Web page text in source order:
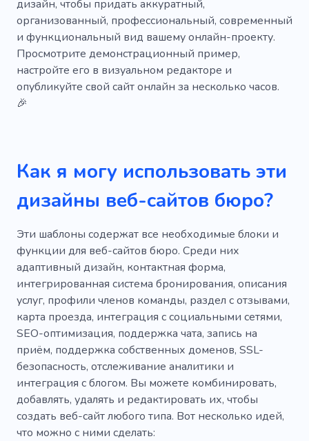
Вебстудия
Основные моменты
Интуитивно понятный
на стадии строительства
Реконструкция
дизайн, чтобы придать аккуратный,
организованный, профессиональный, современный
и функциональный вид вашему онлайн-проекту.
Просмотрите демонстрационный пример,
настройте его в визуальном редакторе и
опубликуйте свой сайт онлайн за несколько часов.
🎉
Как я могу использовать эти
дизайны веб-сайтов бюро?
Эти шаблоны содержат все необходимые блоки и
функции для веб-сайтов бюро. Среди них
адаптивный дизайн, контактная форма,
интегрированная система бронирования, описания
услуг, профили членов команды, раздел с отзывами,
карта проезда, интеграция с социальными сетями,
SEO-оптимизация, поддержка чата, запись на
приём, поддержка собственных доменов, SSL-
безопасность, отслеживание аналитики и
интеграция с блогом. Вы можете комбинировать,
добавлять, удалять и редактировать их, чтобы
создать веб-сайт любого типа. Вот несколько идей,
что можно с ними сделать: